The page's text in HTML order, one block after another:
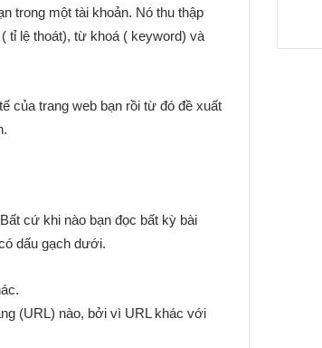
trong một tài khoản. Nó thu thập
tỉ lệ thoát), từ khoá ( keyword) và
của trang web bạn rồi từ đó đề xuất
cứ khi nào bạn đọc bất kỳ bài
dấu gạch dưới.
(URL) nào, bởi vì URL khác với